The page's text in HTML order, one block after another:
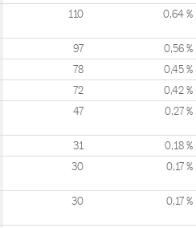
110 0,64 %
97 0,56 %
78 0,45 %
72 0,42 %
47 0,27 %
31 0,18 %
30 0,17 %
30 0,17 %